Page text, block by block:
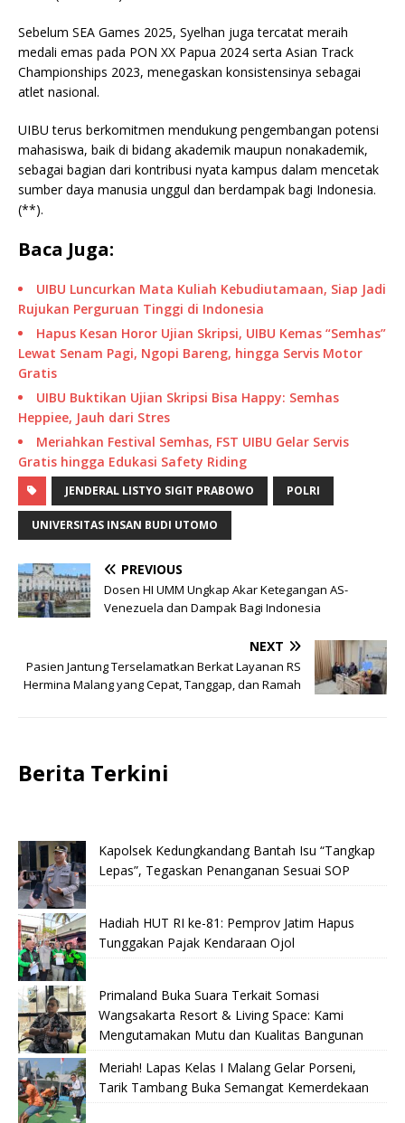
Sebelum SEA Games 2025, Syelhan juga tercatat meraih
medali emas pada PON XX Papua 2024 serta Asian Track
Championships 2023, menegaskan konsistensinya sebagai
atlet nasional.
UIBU terus berkomitmen mendukung pengembangan potensi
mahasiswa, baik di bidang akademik maupun nonakademik,
sebagai bagian dari kontribusi nyata kampus dalam mencetak
sumber daya manusia unggul dan berdampak bagi Indonesia.
(**).
Baca Juga:
UIBU Luncurkan Mata Kuliah Kebudiutamaan, Siap Jadi
Rujukan Perguruan Tinggi di Indonesia
Hapus Kesan Horor Ujian Skripsi, UIBU Kemas “Semhas”
Lewat Senam Pagi, Ngopi Bareng, hingga Servis Motor
Gratis
UIBU Buktikan Ujian Skripsi Bisa Happy: Semhas
Heppiee, Jauh dari Stres
Meriahkan Festival Semhas, FST UIBU Gelar Servis
Gratis hingga Edukasi Safety Riding
JENDERAL LISTYO SIGIT PRABOWO POLRI
UNIVERSITAS INSAN BUDI UTOMO
PREVIOUS
Dosen HI UMM Ungkap Akar Ketegangan AS-
Venezuela dan Dampak Bagi Indonesia
NEXT
Pasien Jantung Terselamatkan Berkat Layanan RS
Hermina Malang yang Cepat, Tanggap, dan Ramah
Berita Terkini
Kapolsek Kedungkandang Bantah Isu “Tangkap
Lepas”, Tegaskan Penanganan Sesuai SOP
Hadiah HUT RI ke-81: Pemprov Jatim Hapus
Tunggakan Pajak Kendaraan Ojol
Primaland Buka Suara Terkait Somasi
Wangsakarta Resort & Living Space: Kami
Mengutamakan Mutu dan Kualitas Bangunan
Meriah! Lapas Kelas I Malang Gelar Porseni,
Tarik Tambang Buka Semangat Kemerdekaan